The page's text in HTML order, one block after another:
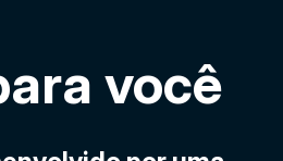
você